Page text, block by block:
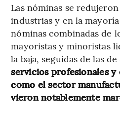
Las nóminas se
industrias y en la
nóminas combinadas de
mayoristas y minoristas
la baja, seguidas de las
servicios profesionales y
como el sector
vieron notablemente